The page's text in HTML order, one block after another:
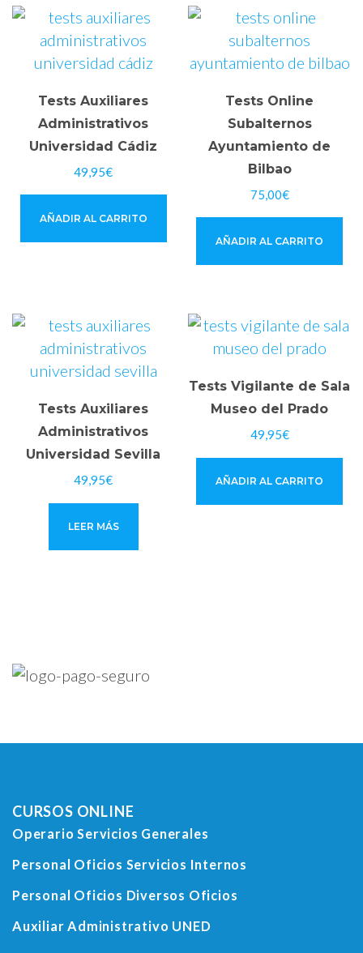
Tests Auxiliares
Administrativos
Universidad Cádiz
49,95€
AÑADIR AL CARRITO
Tests Online
Subalternos
Ayuntamiento de
Bilbao
75,00€
AÑADIR AL CARRITO
Tests Auxiliares
Administrativos
Universidad Sevilla
49,95€
LEER MÁS
Tests Vigilante de Sala
Museo del Prado
49,95€
AÑADIR AL CARRITO
CURSOS ONLINE
Operario Servicios Generales
Personal Oficios Servicios Internos
Personal Oficios Diversos Oficios
Auxiliar Administrativo UNED